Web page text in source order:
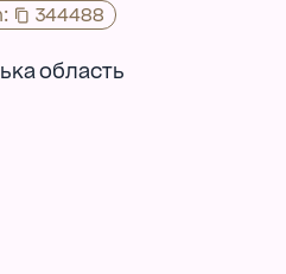
: 344488
область